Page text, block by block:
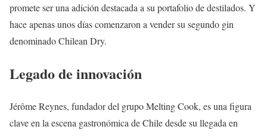
promete ser una adición destacada a su portafolio de destilados. Y
hace apenas unos días comenzaron a vender su segundo gin
denominado Chilean Dry.
Legado de innovación
Jérôme Reynes, fundador del grupo Melting Cook, es una figura
clave en la escena gastronómica de Chile desde su llegada en